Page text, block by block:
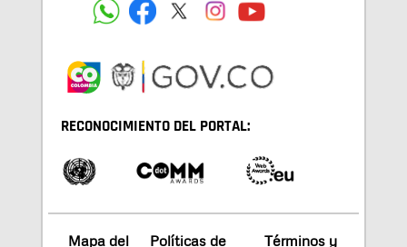
RECONOCIMIENTO DEL PORTAL:
Mapa del Políticas de Términos y